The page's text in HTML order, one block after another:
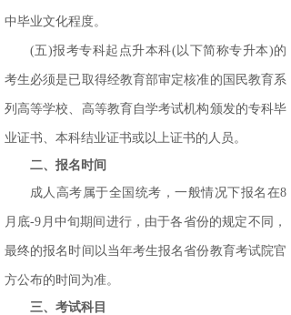
中毕业文化程度。
(五)报考专科起点升本科(以下简称专升本)的
考生必须是已取得经教育部审定核准的国民教育系
列高等学校、高等教育自学考试机构颁发的专科毕
业证书、本科结业证书或以上证书的人员。
二、报名时间
成人高考属于全国统考，一般情况下报名在8
月底-9月中旬期间进行，由于各省份的规定不同，
最终的报名时间以当年考生报名省份教育考试院官
方公布的时间为准。
三、考试科目